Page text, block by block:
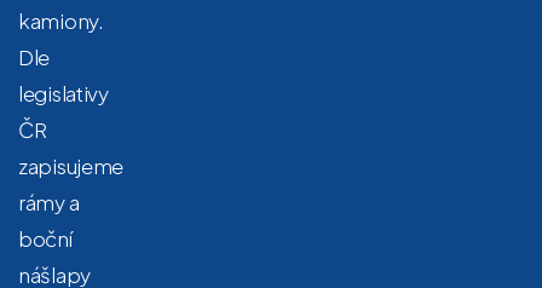
kamiony.
Dle
legislativy
ČR
zapisujeme
rámy a
boční
nášlapy